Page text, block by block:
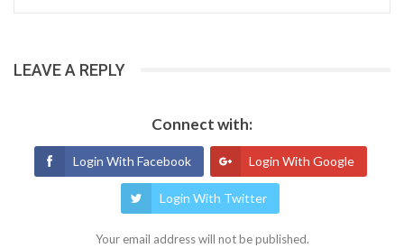
LEAVE A REPLY
Connect with:
Login With Facebook Login With Google
Login With Twitter
Your email address will not be published.